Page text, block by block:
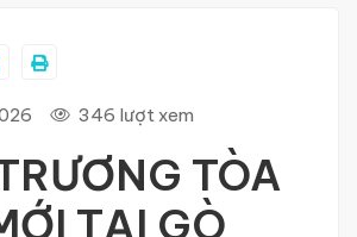
346 lượt xem
TÒA
TẠI GÒ